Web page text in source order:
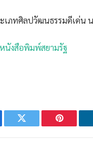
เภทศิลปวัฒนธรรมดีเด่น
หนังสือพิมพ์สยามรัฐ
Twitter Pinterest